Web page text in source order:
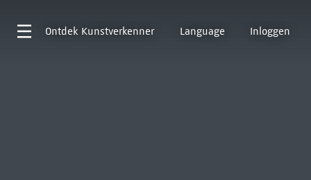
Ontdek Kunstverkenner Language Inloggen